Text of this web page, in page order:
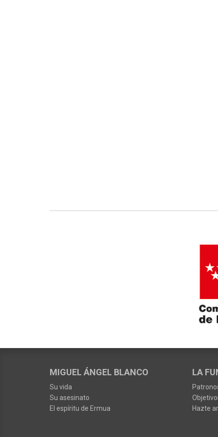
MIGUEL ÁNGEL BLANCO
Su vida
Su asesinato
El espíritu de Ermua
LA
Hazte